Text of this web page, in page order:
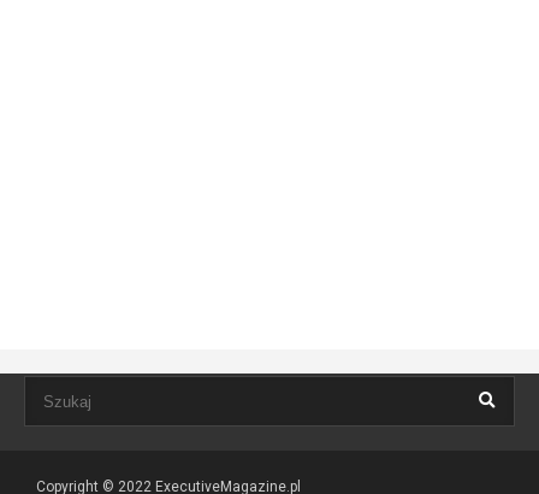
Copyright © 2022 ExecutiveMagazine.pl